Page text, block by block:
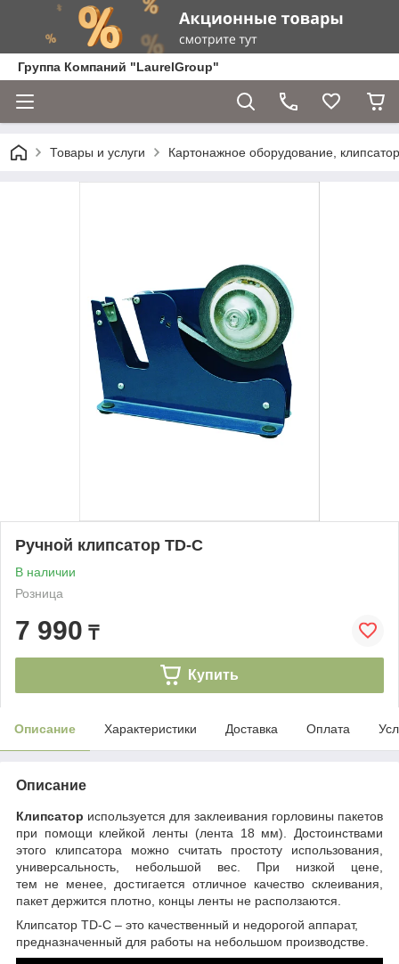
Группа Компаний "LaurelGroup"
Товары и услуги Картонажное оборудование,
Ручной клипсатор TD-С
В наличии
Розница
7 990 ₸
Купить
Описание Характеристики Доставка Оплата
Описание
Клипсатор используется для заклеивания горловины пакетов
при помощи клейкой ленты (лента 18 мм). Достоинствами
этого клипсатора можно считать простоту использования,
универсальность, небольшой вес. При низкой цене,
тем не менее, достигается отличное качество склеивания,
пакет держится плотно, концы ленты не расползаются.
Клипсатор TD-С – это качественный и недорогой аппарат,
предназначенный для работы на небольшом производстве.